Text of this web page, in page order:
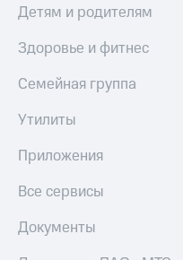
Детям и родителям
Здоровье и фитнес
Семейная группа
Утилиты
Приложения
Все сервисы
Документы